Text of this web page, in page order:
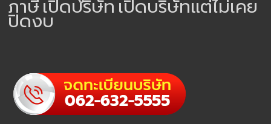
ภาษีเปิดบริษัทเปิดบริษัทแต่ไม่เคย
ปิดงบ